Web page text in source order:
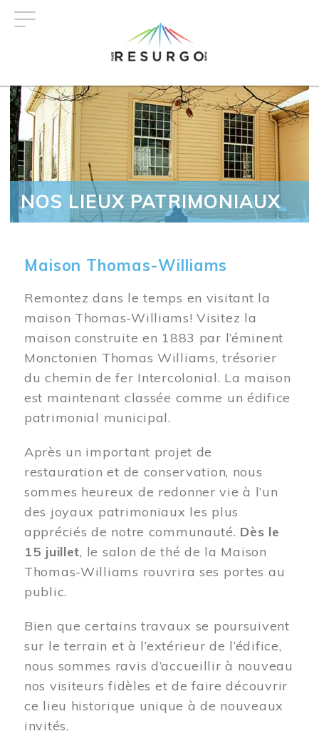
NOS LIEUX PATRIMONIAUX
Maison Thomas-Williams
Remontez dans le temps en visitant la
maison Thomas-Williams! Visitez la
maison construite en 1883 par l’éminent
Monctonien Thomas Williams, trésorier
du chemin de fer Intercolonial. La maison
est maintenant classée comme un édifice
patrimonial municipal.
Après un important projet de
restauration et de conservation, nous
sommes heureux de redonner vie à l’un
des joyaux patrimoniaux les plus
appréciés de notre communauté. Dès le
15 juillet, le salon de thé de la Maison
Thomas-Williams rouvrira ses portes au
public.
Bien que certains travaux se poursuivent
sur le terrain et à l’extérieur de l’édifice,
nous sommes ravis d’accueillir à nouveau
nos visiteurs fidèles et de faire découvrir
ce lieu historique unique à de nouveaux
invités.